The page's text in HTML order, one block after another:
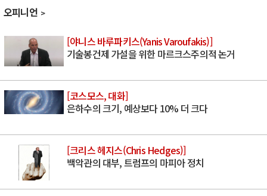
오피니언
[야니스 바루파키스(Yanis Varoufakis)]
기술봉건제 가설을 위한 마르크스주의적 논거
[코스모스, 대화]
은하수의 크기, 예상보다 10% 더 크다
[크리스 헤지스(Chris Hedges)]
백악관의 대부, 트럼프의 마피아 정치